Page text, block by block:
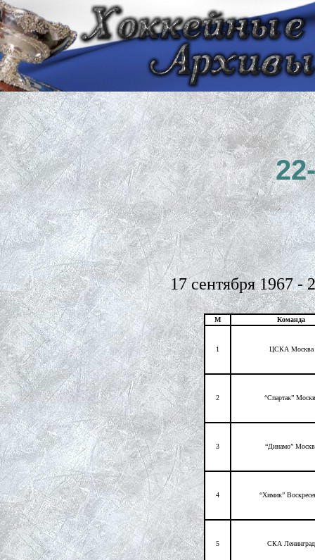
17 сентября 1967 -
М Команда
1 ЦСКА Москва
2 “Спартак”
3 “Динамо”
4 “Химик”
5 СКА Ленинград